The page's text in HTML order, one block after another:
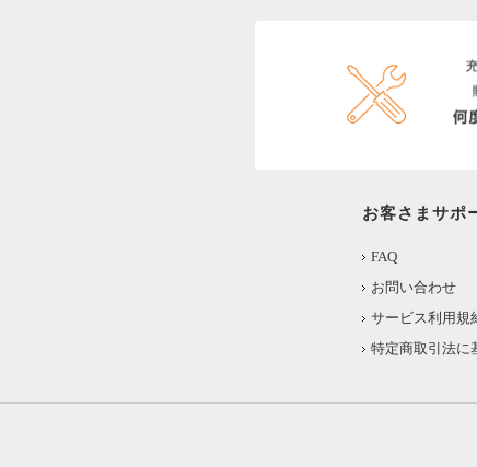
お客さまサポ
FAQ
お問い合わせ
サービス利用規
特定商取引法に